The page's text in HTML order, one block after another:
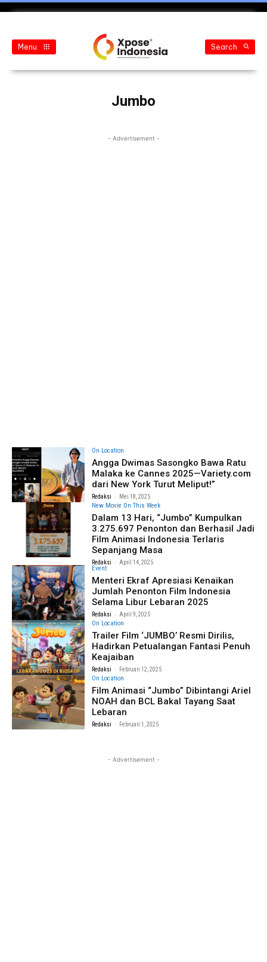
Menu Search
Jumbo
- Advertisement -
On Location
Angga Dwimas Sasongko Bawa Ratu
Malaka ke Cannes 2025—Variety.com
dari New York Turut Meliput!”
Redaksi - Mei 18, 2025
New Movie On This Week
Dalam 13 Hari, “Jumbo” Kumpulkan
3.275.697 Penonton dan Berhasil Jadi
Film Animasi Indonesia Terlaris
Sepanjang Masa
Redaksi - April 14, 2025
Event
Menteri Ekraf Apresiasi Kenaikan
Jumlah Penonton Film Indonesia
Selama Libur Lebaran 2025
Redaksi - April 9, 2025
On Location
Trailer Film ‘JUMBO’ Resmi Dirilis,
Hadirkan Petualangan Fantasi Penuh
Keajaiban
Redaksi - Februari 12, 2025
On Location
Film Animasi “Jumbo” Dibintangi Ariel
NOAH dan BCL Bakal Tayang Saat
Lebaran
Redaksi - Februari 1, 2025
- Advertisement -